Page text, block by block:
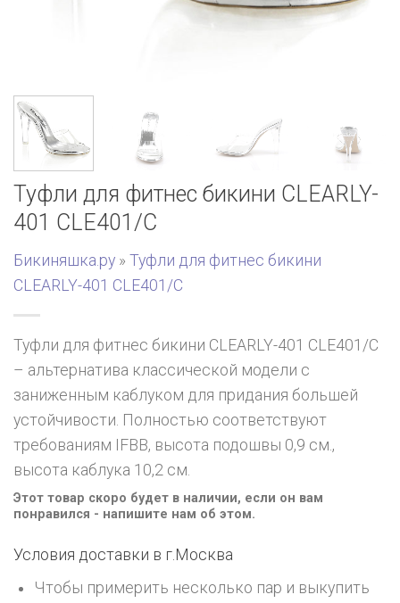
Туфли для фитнес бикини CLEARLY-
401 CLE401/C
Бикиняшка.ру » Туфли для фитнес бикини
CLEARLY-401 CLE401/C
Туфли для фитнес бикини CLEARLY-401 CLE401/C
– альтернатива классической модели с
заниженным каблуком для придания большей
устойчивости. Полностью соответствуют
требованиям IFBB, высота подошвы 0,9 см.,
высота каблука 10,2 см.
Этот товар скоро будет в наличии, если он вам
понравился - напишите нам об этом.
Условия доставки в г. Москва
Чтобы примерить несколько пар и выкупить